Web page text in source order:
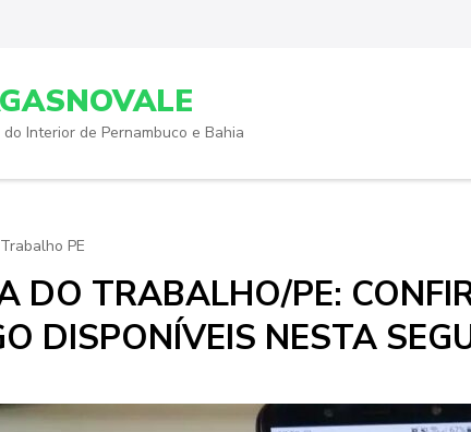
do Interior de Pernambuco e Bahia
PE
DO TRABALHO/PE:
DISPONÍVEIS NESTA